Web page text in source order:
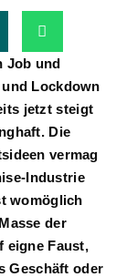
Job und
Lockdown
jetzt steigt
Die
vermag
Industrie
womöglich
der
eigne Faust,
Geschäft oder